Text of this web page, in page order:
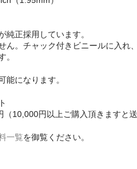
正採用しています。
。チャック付きビニールに入れ
。
になります。
10,000円以上ご購入頂きますと
一覧を御覧ください。